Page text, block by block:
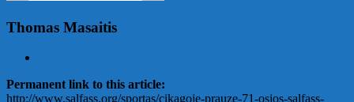
Thomas Masaitis
Permanent link to this article:
http://www.salfass.org/sportas/cikagoje-prauze-71-osios-salfass-